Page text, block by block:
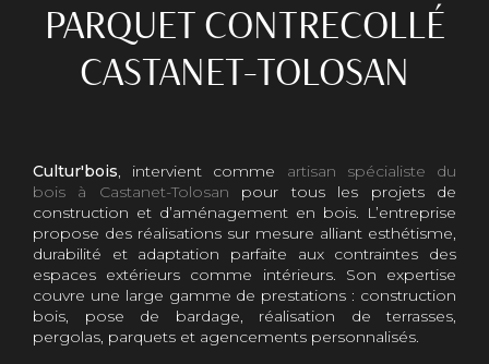
PARQUET CONTRECOLLÉ
CASTANET-TOLOSAN
Cultur'bois, intervient comme artisan spécialiste du
bois à Castanet-Tolosan pour tous les projets de
construction et d’aménagement en bois. L’entreprise
propose des réalisations sur mesure alliant esthétisme,
durabilité et adaptation parfaite aux contraintes des
espaces extérieurs comme intérieurs. Son expertise
couvre une large gamme de prestations : construction
bois, pose de bardage, réalisation de terrasses,
pergolas, parquets et agencements personnalisés.